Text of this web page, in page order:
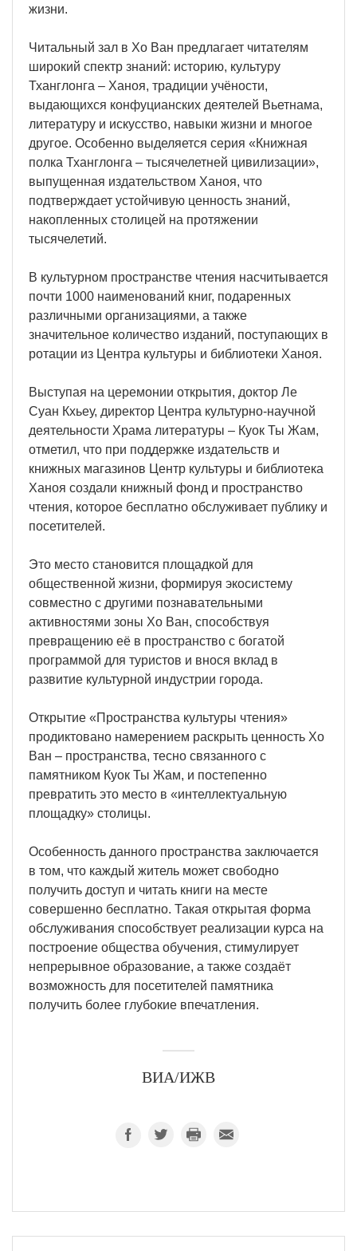
жизни.
Читальный зал в Хо Ван предлагает читателям
широкий спектр знаний: историю, культуру
Тханглонга – Ханоя, традиции учёности,
выдающихся конфуцианских деятелей Вьетнама,
литературу и искусство, навыки жизни и многое
другое. Особенно выделяется серия «Книжная
полка Тханглонга – тысячелетней цивилизации»,
выпущенная издательством Ханоя, что
подтверждает устойчивую ценность знаний,
накопленных столицей на протяжении
тысячелетий.
В культурном пространстве чтения насчитывается
почти 1000 наименований книг, подаренных
различными организациями, а также
значительное количество изданий, поступающих в
ротации из Центра культуры и библиотеки Ханоя.
Выступая на церемонии открытия, доктор Ле
Суан Кхьеу, директор Центра культурно-научной
деятельности Храма литературы – Куок Ты Жам,
отметил, что при поддержке издательств и
книжных магазинов Центр культуры и библиотека
Ханоя создали книжный фонд и пространство
чтения, которое бесплатно обслуживает публику и
посетителей.
Это место становится площадкой для
общественной жизни, формируя экосистему
совместно с другими познавательными
активностями зоны Хо Ван, способствуя
превращению её в пространство с богатой
программой для туристов и внося вклад в
развитие культурной индустрии города.
Открытие «Пространства культуры чтения»
продиктовано намерением раскрыть ценность Хо
Ван – пространства, тесно связанного с
памятником Куок Ты Жам, и постепенно
превратить это место в «интеллектуальную
площадку» столицы.
Особенность данного пространства заключается
в том, что каждый житель может свободно
получить доступ и читать книги на месте
совершенно бесплатно. Такая открытая форма
обслуживания способствует реализации курса на
построение общества обучения, стимулирует
непрерывное образование, а также создаёт
возможность для посетителей памятника
получить более глубокие впечатления.
ВИА/ИЖВ